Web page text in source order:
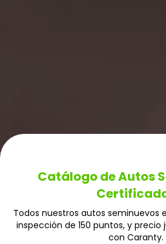
Catálogo de Autos
Todos nuestros autos seminuevos
inspección de 150 puntos, y precio
con Caranty.